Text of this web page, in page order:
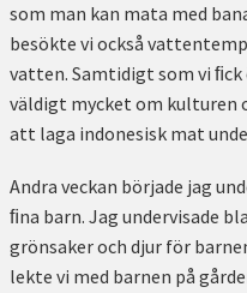
som man kan mata med
besökte vi också
vatten. Samtidigt som vi ﬁck
väldigt mycket om kulturen
att laga indonesisk mat
Andra veckan började jag
ﬁna barn. Jag undervisade
grönsaker och djur för
lekte vi med barnen på